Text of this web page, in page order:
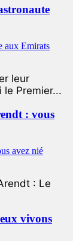
leur
Premier...
: vous
: Le
vivons